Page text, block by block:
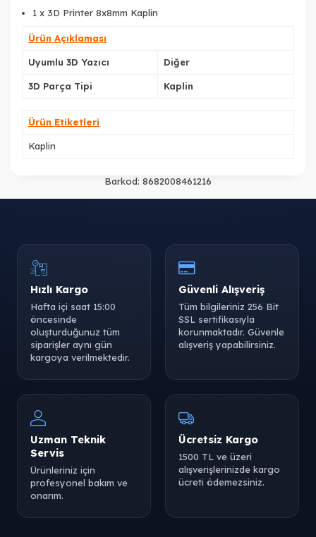
1 x 3D Printer 8x8mm Kaplin
Ürün Açıklaması
Uyumlu 3D Yazıcı Diğer
3D Parça Tipi Kaplin
Ürün Etiketleri
Kaplin
Barkod: 8682008461216
Hızlı Kargo
Hafta içi saat 15:00
öncesinde
oluşturduğunuz tüm
siparişler aynı gün
kargoya verilmektedir.
Güvenli Alışveriş
Tüm bilgileriniz 256 Bit
SSL sertifikasıyla
korunmaktadır. Güvenle
alışveriş yapabilirsiniz.
Uzman Teknik
Servis
Ürünleriniz için
profesyonel bakım ve
onarım.
Ücretsiz Kargo
1500 TL ve üzeri
alışverişlerinizde kargo
ücreti ödemezsiniz.